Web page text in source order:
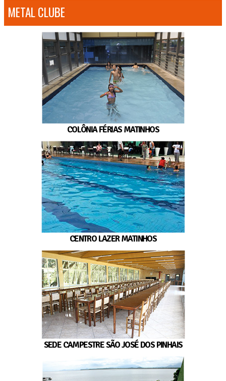
METAL CLUBE
COLÔNIA FÉRIAS MATINHOS
CENTRO LAZER MATINHOS
SEDE CAMPESTRE SÃO JOSÉ DOS PINHAIS